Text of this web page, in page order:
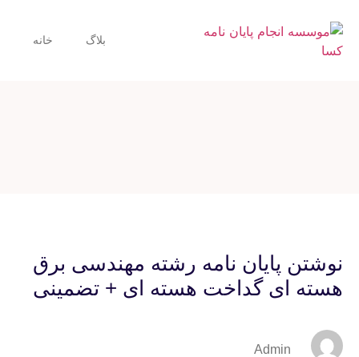
خانه بلاگ
نوشتن پایان نامه رشته مهندسی برق
هسته ای گداخت هسته ای + تضمینی
Admin